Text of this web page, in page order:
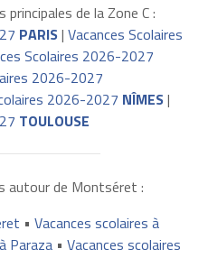
principales de la Zone C :
PARIS| Vacances Scolaires
Scolaires 2026-2027
2026-2027
2026-2027 NÎMES|
TOULOUSE
autour de Montséret :
• Vacances scolaires à
Paraza• Vacances scolaires